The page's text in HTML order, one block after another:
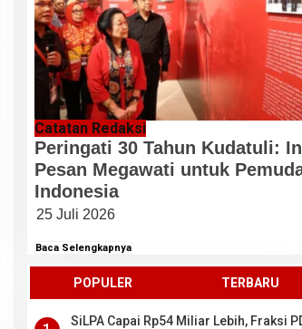
Catatan Redaksi
Peringati 30 Tahun Kudatuli:
Pesan Megawati untuk
Indonesia
25 Juli 2026
Baca Selengkapnya
POPULER TERBARU
SiLPA Capai Rp54 Miliar Lebih, Fraksi